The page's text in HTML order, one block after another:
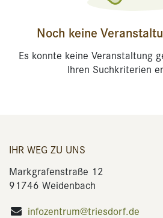
Noch keine
Es konnte keine Veranstaltung
Ihren Suchkriterien
IHR WEG ZU UNS
Markgrafenstraße 12
91746 Weidenbach
infozentrum@triesdorf.de